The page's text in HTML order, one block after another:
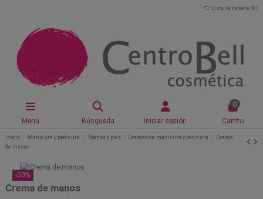
Lista de deseos (0 )
Menú Búsqueda Iniciar sesión
0
Carrito
Inicio Manicura y pedicura Manos y pies Cremas de manicura y pedicura
Crema
de manos
-50%
Crema de manos